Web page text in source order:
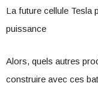
La future cellule Tesla
puissance
Alors, quels autres
construire avec ces